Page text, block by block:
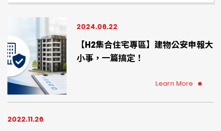
宜蘭縣 2024.06.22
【H2集合住宅專區】建物公安申報大
小事，一篇搞定！
Learn More
2022.11.26